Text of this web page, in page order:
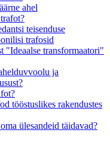
ahel
teisenduse
trafosid
"Ideaalse transformaatori"
ja
tööstuslikes rakendustes
ülesandeid täidavad?